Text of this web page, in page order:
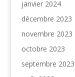
janvier 2024
décembre 2023
novembre 2023
octobre 2023
septembre 2023